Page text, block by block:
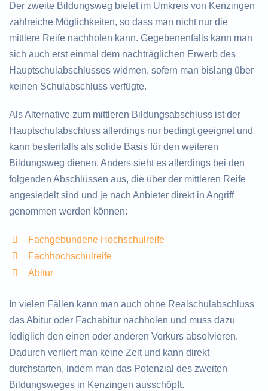
Der zweite Bildungsweg bietet im Umkreis von Kenzingen
zahlreiche Möglichkeiten, so dass man nicht nur die
mittlere Reife nachholen kann. Gegebenenfalls kann man
sich auch erst einmal dem nachträglichen Erwerb des
Hauptschulabschlusses widmen, sofern man bislang über
keinen Schulabschluss verfügte.
Als Alternative zum mittleren Bildungsabschluss ist der
Hauptschulabschluss allerdings nur bedingt geeignet und
kann bestenfalls als solide Basis für den weiteren
Bildungsweg dienen. Anders sieht es allerdings bei den
folgenden Abschlüssen aus, die über der mittleren Reife
angesiedelt sind und je nach Anbieter direkt in Angriff
genommen werden können:
Fachgebundene Hochschulreife
Fachhochschulreife
Abitur
In vielen Fällen kann man auch ohne Realschulabschluss
das Abitur oder Fachabitur nachholen und muss dazu
lediglich den einen oder anderen Vorkurs absolvieren.
Dadurch verliert man keine Zeit und kann direkt
durchstarten, indem man das Potenzial des zweiten
Bildungsweges in Kenzingen ausschöpft.